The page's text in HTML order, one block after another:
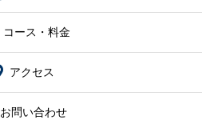
コース・料金
アクセス
お問い合わせ